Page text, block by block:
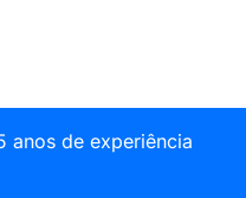
anos de experiência